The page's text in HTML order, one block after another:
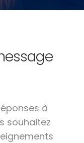
à
souhaitez